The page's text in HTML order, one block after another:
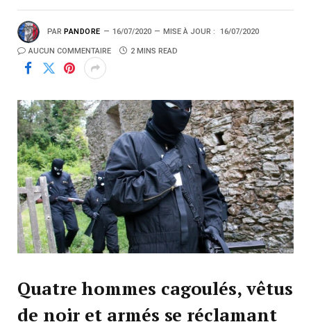
PAR PANDORE 16/07/2020 MISE À JOUR : 16/07/2020
AUCUN COMMENTAIRE 2 MINS READ
Quatre hommes cagoulés, vêtus
de noir et armés se réclamant